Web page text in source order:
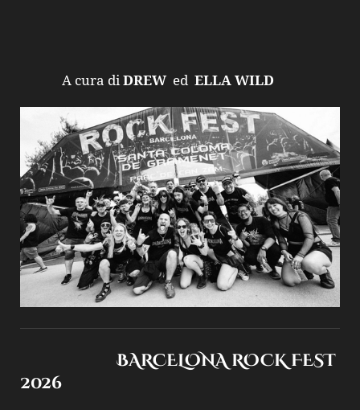
A cura diDREW ed ELLA WILD
BARCELONA ROCK FEST
2026